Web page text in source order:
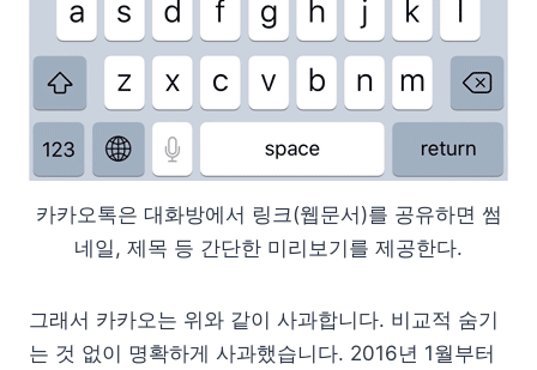
카카오톡은 대화방에서 링크(웹문서)를 공유하면 썸
네일, 제목 등 간단한 미리보기를 제공한다.
그래서 카카오는 위와 같이 사과합니다. 비교적 숨기
는 것 없이 명확하게 사과했습니다. 2016년 1월부터